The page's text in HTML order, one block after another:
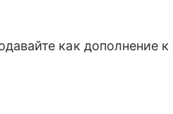
как дополнение к